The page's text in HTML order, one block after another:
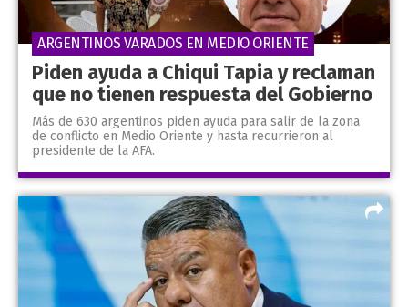
Piden ayuda a Chiqui Tapia y reclaman
que no tienen respuesta del Gobierno
Más de 630 argentinos piden ayuda para salir de la zona
de conflicto en Medio Oriente y hasta recurrieron al
presidente de la AFA.
ARGENTINOS VARADOS EN MEDIO ORIENTE